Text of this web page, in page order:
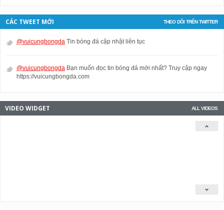
THEO DÕI TRÊN TWITTER
CÁC TWEET MỚI
@vuicungbongda Tin bóng đá cập nhật liên tục
@vuicungbongda Bạn muốn đọc tin bóng đá mới nhất? Truy cập ngay
https://vuicungbongda.com
ALL VIDEOS
VIDEO WIDGET